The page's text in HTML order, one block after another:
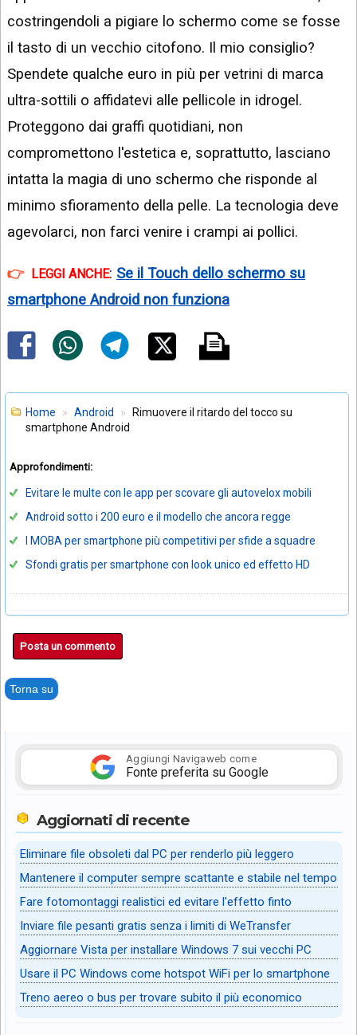
costringendoli a pigiare lo schermo come se fosse
il tasto di un vecchio citofono. Il mio consiglio?
Spendete qualche euro in più per vetrini di marca
ultra-sottili o affidatevi alle pellicole in idrogel.
Proteggono dai graffi quotidiani, non
compromettono l'estetica e, soprattutto, lasciano
intatta la magia di uno schermo che risponde al
minimo sfioramento della pelle. La tecnologia deve
agevolarci, non farci venire i crampi ai pollici.
LEGGI ANCHE: Se il Touch dello schermo su
smartphone Android non funziona
Home Android
Rimuovere il ritardo del tocco su
smartphone Android
Approfondimenti:
Evitare le multe con le app per scovare gli autovelox mobili
Android sotto i 200 euro e il modello che ancora regge
I MOBA per smartphone più competitivi per sfide a squadre
Sfondi gratis per smartphone con look unico ed effetto HD
Posta un commento
Torna su
Aggiungi Navigaweb come
Fonte preferita su Google
Aggiornati di recente
Eliminare file obsoleti dal PC per renderlo più leggero
Mantenere il computer sempre scattante e stabile nel tempo
Fare fotomontaggi realistici ed evitare l'effetto finto
Inviare file pesanti gratis senza i limiti di WeTransfer
Aggiornare Vista per installare Windows 7 sui vecchi PC
Usare il PC Windows come hotspot WiFi per lo smartphone
Treno aereo o bus per trovare subito il più economico